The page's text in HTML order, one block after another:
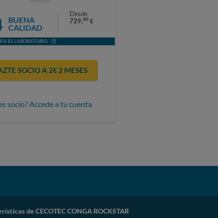
BUENA
CALIDAD
Desde
729,00 €
EL LABORATORIO
SOCIO A 2€ 2 MESES
socio? Accede a tu cuenta
de CECOTEC CONGA ROCKSTAR